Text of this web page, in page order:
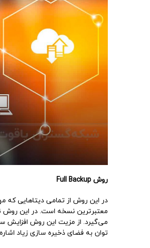
روش Full Backup
در این روش از تمامی دیتاهایی
معتبرترین نسخه است. در این روش
می‌گیرد. از مزیت این روش افزایش
توان به فضای ذخیره سازی زیاد